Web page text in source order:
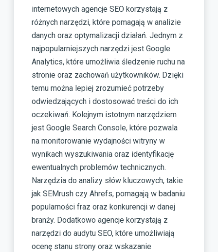
internetowych agencje SEO korzystają z
różnych narzędzi, które pomagają w analizie
danych oraz optymalizacji działań. Jednym z
najpopularniejszych narzędzi jest Google
Analytics, które umożliwia śledzenie ruchu na
stronie oraz zachowań użytkowników. Dzięki
temu można lepiej zrozumieć potrzeby
odwiedzających i dostosować treści do ich
oczekiwań. Kolejnym istotnym narzędziem
jest Google Search Console, które pozwala
na monitorowanie wydajności witryny w
wynikach wyszukiwania oraz identyfikację
ewentualnych problemów technicznych.
Narzędzia do analizy słów kluczowych, takie
jak SEMrush czy Ahrefs, pomagają w badaniu
popularności fraz oraz konkurencji w danej
branży. Dodatkowo agencje korzystają z
narzędzi do audytu SEO, które umożliwiają
ocenę stanu strony oraz wskazanie